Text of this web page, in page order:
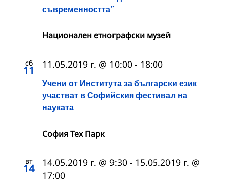
съвременността”
Национален етнографски музей
сб
11
Учени от Института за български език
участват в Софийския фестивал на
науката
11.05.2019 г. @ 10:00 - 18:00
София Тех Парк
вт
14 14.05.2019 г. @ 9:30 - 15.05.2019 г. @
17:00